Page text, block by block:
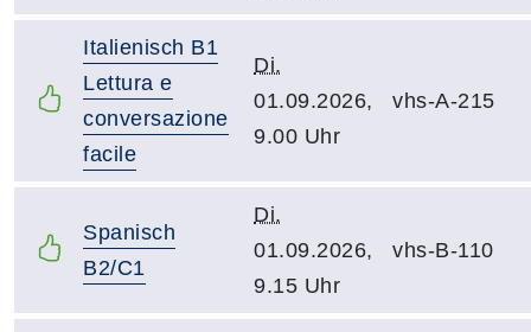
Italienisch B1
Lettura e
conversazione
facile
Di.
01.09.2026,
9.00 Uhr
vhs-A-215
Spanisch
B2/C1
Di.
01.09.2026,
9.15 Uhr
vhs-B-110